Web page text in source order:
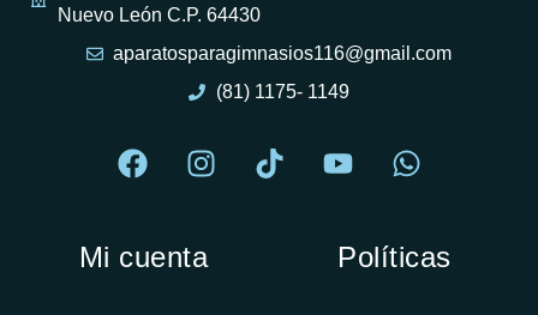
Nuevo León C.P. 64430
aparatosparagimnasios116@gmail.com
(81) 1175- 1149
Mi cuenta Políticas